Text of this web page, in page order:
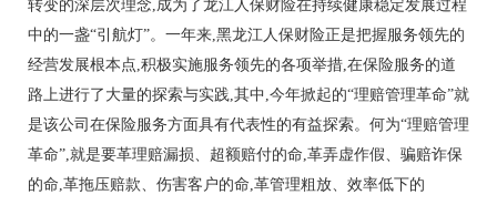
转变的深层次理念,成为了龙江人保财险在持续健康稳定发展过程
中的一盏“引航灯”。一年来,黑龙江人保财险正是把握服务领先的
经营发展根本点,积极实施服务领先的各项举措,在保险服务的道
路上进行了大量的探索与实践,其中,今年掀起的“理赔管理革命”就
是该公司在保险服务方面具有代表性的有益探索。何为“理赔管理
革命”,就是要革理赔漏损、超额赔付的命,革弄虚作假、骗赔诈保
的命,革拖压赔款、伤害客户的命,革管理粗放、效率低下的